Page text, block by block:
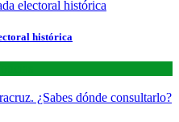
histórica